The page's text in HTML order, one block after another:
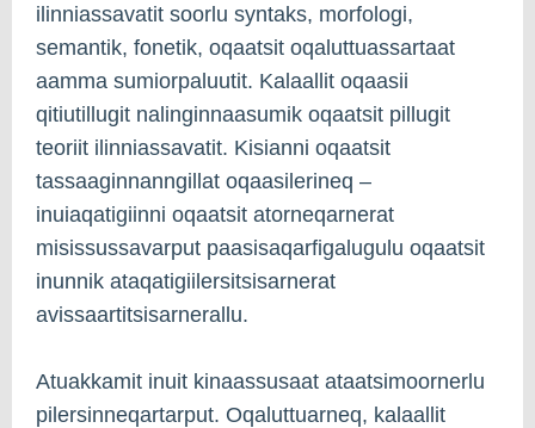
ilinniassavatit soorlu syntaks, morfologi,
semantik, fonetik, oqaatsit oqaluttuassartaat
aamma sumiorpaluutit. Kalaallit oqaasii
qitiutillugit nalinginnaasumik oqaatsit pillugit
teoriit ilinniassavatit. Kisianni oqaatsit
tassaaginnanngillat oqaasilerineq –
inuiaqatigiinni oqaatsit atorneqarnerat
misissussavarput paasisaqarfigalugulu oqaatsit
inunnik ataqatigiilersitsisarnerat
avissaartitsisarnerallu.
Atuakkamit inuit kinaassusaat ataatsimoornerlu
pilersinneqartarput. Oqaluttuarneq, kalaallit